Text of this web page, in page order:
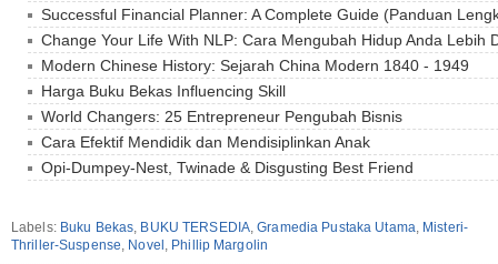
Successful Financial Planner: A Complete Guide (Panduan
Change Your Life With NLP: Cara Mengubah Hidup Anda Lebih
Modern Chinese History: Sejarah China Modern 1840 - 1949
Harga Buku Bekas Influencing Skill
World Changers: 25 Entrepreneur Pengubah Bisnis
Cara Efektif Mendidik dan Mendisiplinkan Anak
Opi-Dumpey-Nest, Twinade & Disgusting Best Friend
Labels: Buku Bekas, BUKU TERSEDIA,Gramedia Pustaka Utama, Misteri-
Thriller-Suspense, Novel , Phillip Margolin